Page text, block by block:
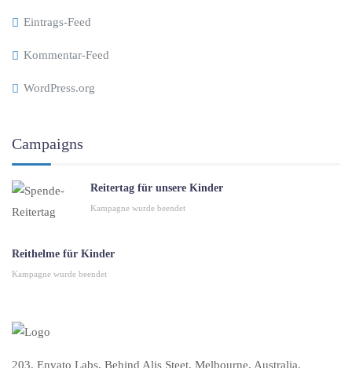
Eintrags-Feed
Kommentar-Feed
WordPress.org
Campaigns
Reitertag für unsere Kinder
Kampagne wurde beendet
Reithelme für Kinder
Kampagne wurde beendet
203, Envato Labs, Behind Alis Steet, Melbourne, Australia.